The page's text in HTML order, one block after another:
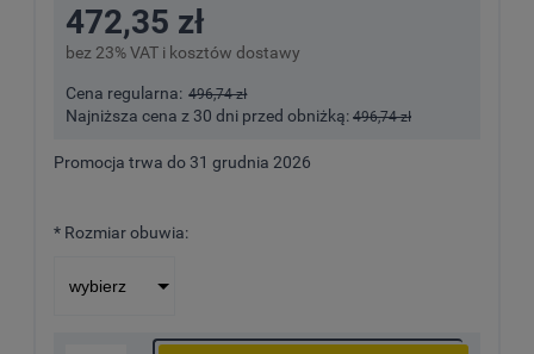
472,35 zł
bez 23% VAT i kosztów dostawy
Cena regularna: 496,74 zł
Najniższa cena z 30 dni przed obniżką: 496,74 zł
Promocja trwa do 31 grudnia 2026
* Rozmiar obuwia: